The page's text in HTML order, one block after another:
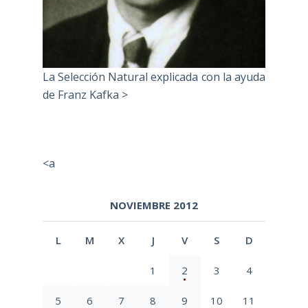
La Selección Natural explicada con la ayuda
de Franz Kafka >
<a
NOVIEMBRE 2012
L M X J V S D
1 2 3 4
5 6 7 8 9 10 11